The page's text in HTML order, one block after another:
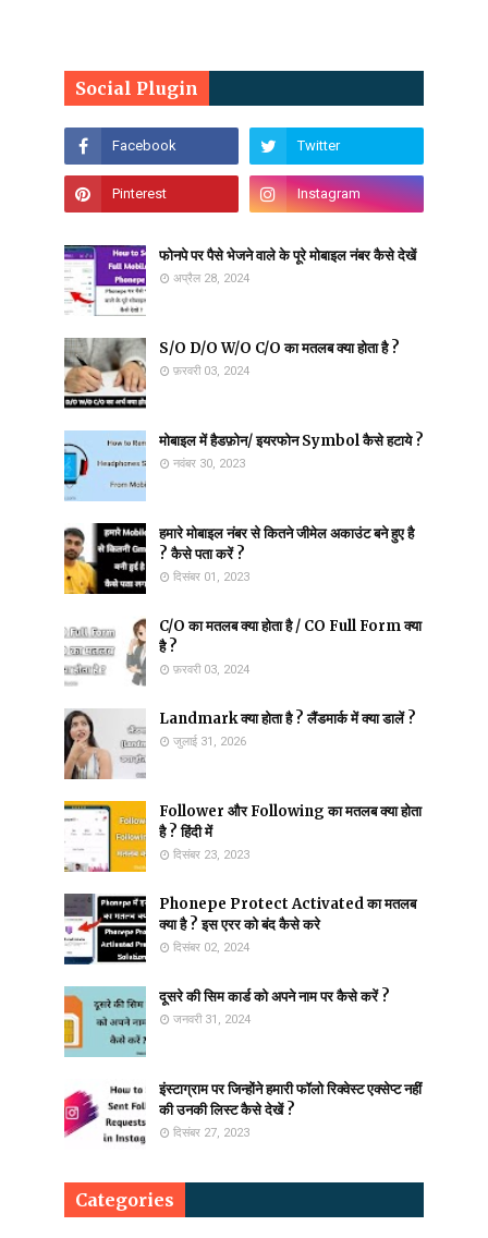
Social Plugin
फोनपे पर पैसे भेजने वाले के पूरे मोबाइल नंबर कैसे देखें
अप्रैल 28, 2024
S/O D/O W/O C/O का मतलब क्या होता है ?
फ़रवरी 03, 2024
मोबाइल में हैडफ़ोन/ इयरफोन Symbol कैसे हटाये ?
नवंबर 30, 2023
हमारे मोबाइल नंबर से कितने जीमेल अकाउंट बने हुए है
? कैसे पता करें ?
दिसंबर 01, 2023
C/O का मतलब क्या होता है / CO Full Form क्या
है ?
फ़रवरी 03, 2024
Landmark क्या होता है ? लैंडमार्क में क्या डालें ?
जुलाई 31, 2026
Follower और Following का मतलब क्या होता
है ? हिंदी में
दिसंबर 23, 2023
Phonepe Protect Activated का मतलब
क्या है ? इस एरर को बंद कैसे करे
दिसंबर 02, 2024
दूसरे की सिम कार्ड को अपने नाम पर कैसे करें ?
जनवरी 31, 2024
इंस्टाग्राम पर जिन्होंने हमारी फॉलो रिक्वेस्ट एक्सेप्ट नहीं
की उनकी लिस्ट कैसे देखें ?
दिसंबर 27, 2023
Categories